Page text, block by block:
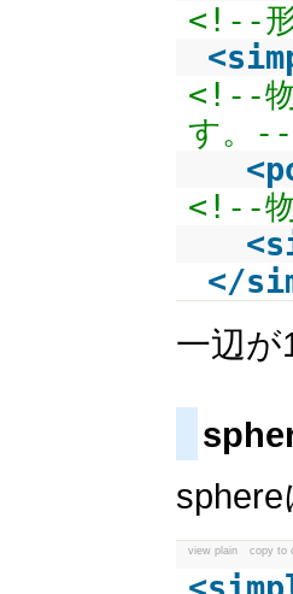
<!--形
<
<!--物
す。
<
<!--物
<
</
一辺が
view plain copy to